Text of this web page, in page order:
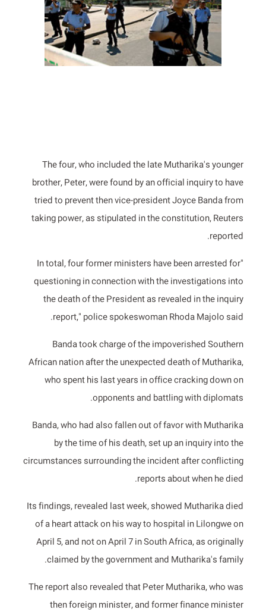
The four, who included the late Mutharika's younger
brother, Peter, were found by an official inquiry to have
tried to prevent then vice-president Joyce Banda from
taking power, as stipulated in the constitution, Reuters
reported.
"In total, four former ministers have been arrested for
questioning in connection with the investigations into
the death of the President as revealed in the inquiry
report," police spokeswoman Rhoda Majolo said.
Banda took charge of the impoverished Southern
African nation after the unexpected death of Mutharika,
who spent his last years in office cracking down on
opponents and battling with diplomats.
Banda, who had also fallen out of favor with Mutharika
by the time of his death, set up an inquiry into the
circumstances surrounding the incident after conflicting
reports about when he died.
Its findings, revealed last week, showed Mutharika died
of a heart attack on his way to hospital in Lilongwe on
April 5, and not on April 7 in South Africa, as originally
claimed by the government and Mutharika's family.
The report also revealed that Peter Mutharika, who was
then foreign minister, and former finance minister